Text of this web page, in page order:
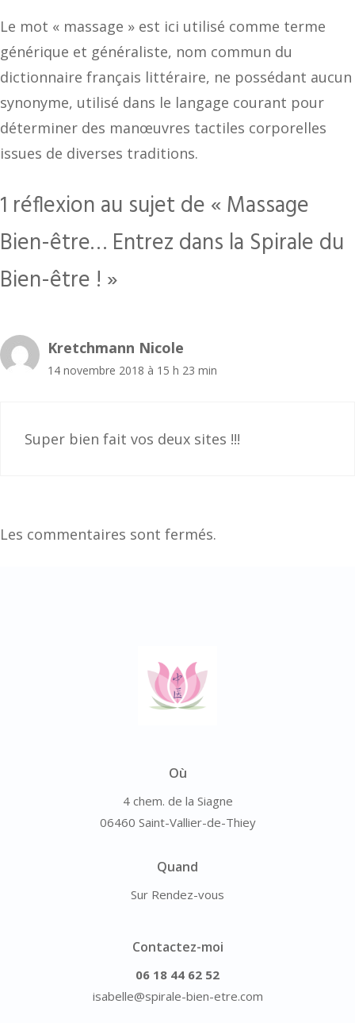
Le mot « massage » est ici utilisé comme terme
générique et généraliste, nom commun du
dictionnaire français littéraire, ne possédant aucun
synonyme, utilisé dans le langage courant pour
déterminer des manœuvres tactiles corporelles
issues de diverses traditions.
1 réflexion au sujet de « Massage
Bien-être… Entrez dans la Spirale du
Bien-être ! »
Kretchmann Nicole
14 novembre 2018 à 15 h 23 min
Super bien fait vos deux sites !!!
Les commentaires sont fermés.
Où
4 chem. de la Siagne
06460 Saint-Vallier-de-Thiey
Quand
Sur Rendez-vous
Contactez-moi
06 18 44 62 52
isabelle@spirale-bien-etre.com